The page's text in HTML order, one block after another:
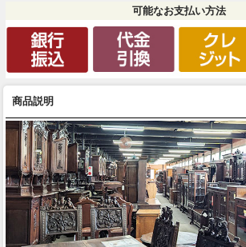
可能なお支払い方法
商品説明